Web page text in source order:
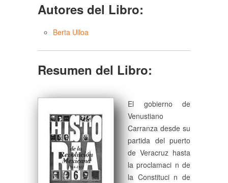
Autores del Libro:
Berta Ulloa
Resumen del Libro:
El gobierno de
Venustiano
Carranza desde su
partida del puerto
de Veracruz hasta
la proclamaci n de
la Constituci n de